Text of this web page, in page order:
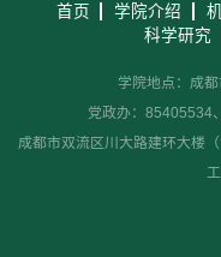
首页 学院介绍
科学研究
学院地点：成都
党政办：85405534
成都市双流区川大路建环大楼